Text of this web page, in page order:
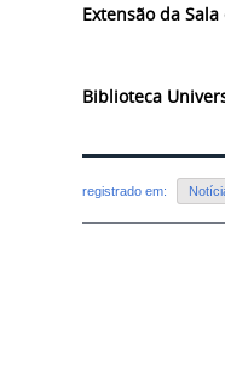
Extensão da
Biblioteca
registrado em: